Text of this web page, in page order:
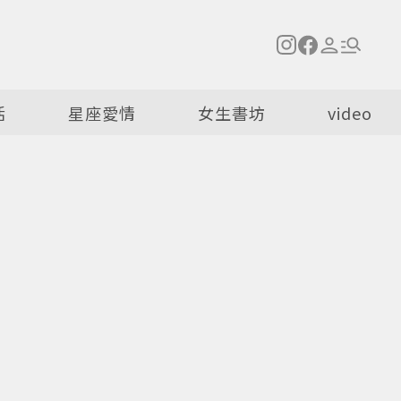
星座愛情 女生書坊 video